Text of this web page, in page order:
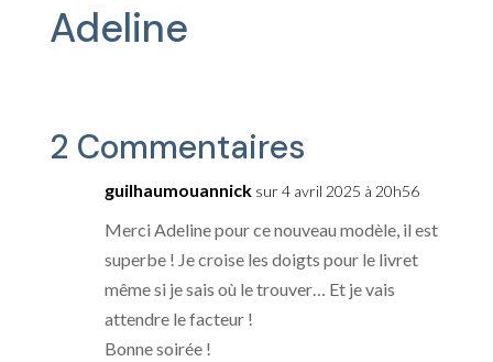
Adeline
2 Commentaires
guilhaumouannick sur 4 avril 2025 à 20h56
Merci Adeline pour ce nouveau modèle, il est
superbe ! Je croise les doigts pour le livret
même si je sais où le trouver… Et je vais
attendre le facteur !
Bonne soirée !